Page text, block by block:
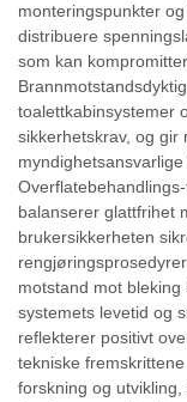
monteringspunkter
distribuere
som kan
toalettkabinsystemer
sikkerhetskrav, og gir
balanserer glattfrihet
brukersikkerheten
motstand mot
systemets levetid og
reflekterer positivt
tekniske
forskning og